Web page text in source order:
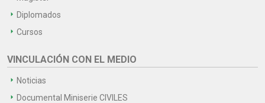
Diplomados
Cursos
VINCULACIÓN CON EL MEDIO
Noticias
Documental Miniserie CIVILES